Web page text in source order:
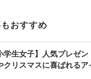
おすすめ
学生女子】人気プレゼ
クリスマスに喜ばれるア